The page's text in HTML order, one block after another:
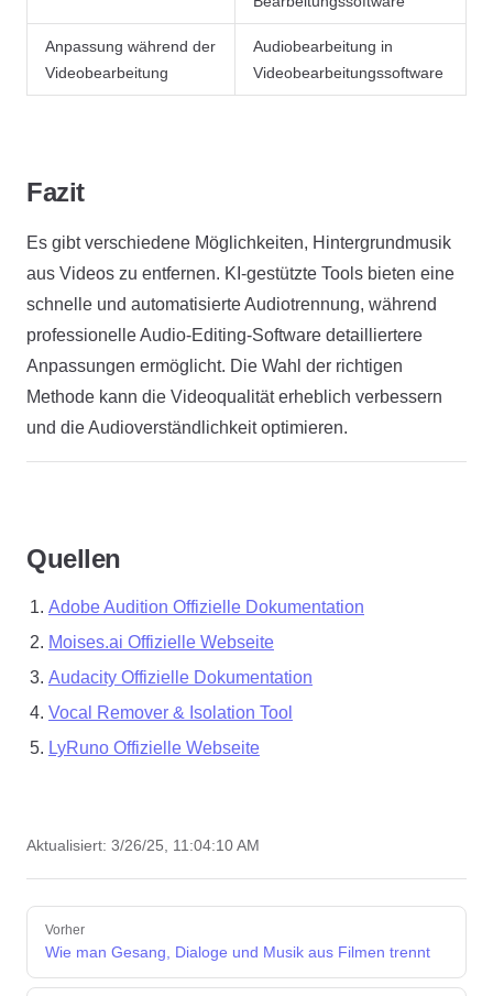
Anpassung während der
Videobearbeitung
Audiobearbeitung in
Videobearbeitungssoftware
Fazit
Es gibt verschiedene Möglichkeiten, Hintergrundmusik
aus Videos zu entfernen. KI-gestützte Tools bieten eine
schnelle und automatisierte Audiotrennung, während
professionelle Audio-Editing-Software detailliertere
Anpassungen ermöglicht. Die Wahl der richtigen
Methode kann die Videoqualität erheblich verbessern
und die Audioverständlichkeit optimieren.
Quellen
Adobe Audition Offizielle Dokumentation
Moises.ai Offizielle Webseite
Audacity Offizielle Dokumentation
Vocal Remover & Isolation Tool
LyRuno Offizielle Webseite
Aktualisiert: 3/26/25, 11:04:10 AM
Vorher
Wie man Gesang, Dialoge und Musik aus Filmen trennt